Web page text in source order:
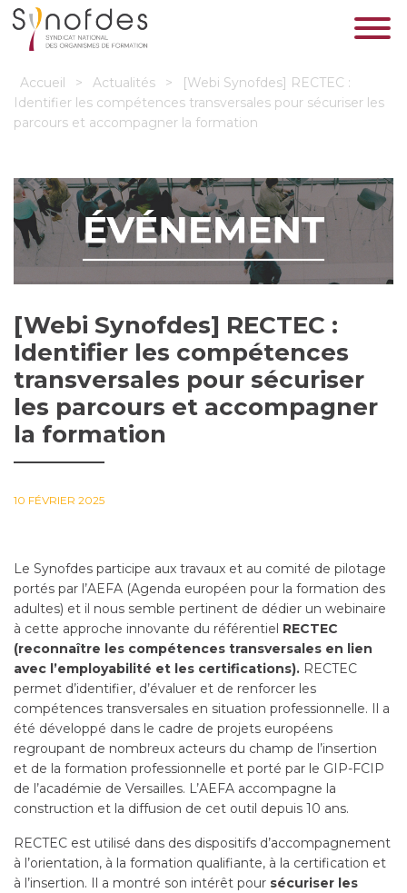
Accueil > Actualités >
[Webi Synofdes] RECTEC :
Identifier les compétences transversales pour sécuriser les
parcours et accompagner la formation
[Webi Synofdes] RECTEC :
Identifier les compétences
transversales pour sécuriser
les parcours et accompagner
la formation
10 FÉVRIER 2025
Le Synofdes participe aux travaux et au comité de pilotage
portés par l’AEFA (Agenda européen pour la formation des
adultes) et il nous semble pertinent de dédier un webinaire
à cette approche innovante du référentiel RECTEC
(reconnaître les compétences transversales en lien
avec l’employabilité et les certifications). RECTEC
permet d’identifier, d’évaluer et de renforcer les
compétences transversales en situation professionnelle. Il a
été développé dans le cadre de projets européens
regroupant de nombreux acteurs du champ de l’insertion
et de la formation professionnelle et porté par le GIP-FCIP
de l’académie de Versailles. L’AEFA accompagne la
construction et la diffusion de cet outil depuis 10 ans.
RECTEC est utilisé dans des dispositifs d’accompagnement
à l’orientation, à la formation qualifiante, à la certification et
à l’insertion. Il a montré son intérêt pour sécuriser les